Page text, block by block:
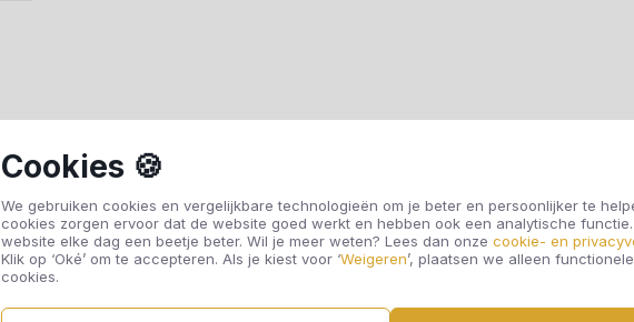
Cookies 🍪
We gebruiken cookies en vergelijkbare technologieën om je beter en persoonlijker te
cookies zorgen ervoor dat de website goed werkt en hebben ook een analytische
website elke dag een beetje beter. Wil je meer weten? Lees dan onze cookie- en
Klik op ‘Oké’ om te accepteren. Als je kiest voor ‘Weigeren’, plaatsen we alleen
cookies.